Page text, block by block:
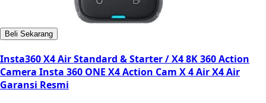
Beli Sekarang
Insta360 X4 Air Standard & Starter / X4 8K 360 Action
Camera Insta 360 ONE X4 Action Cam X 4 Air X4 Air
Garansi Resmi